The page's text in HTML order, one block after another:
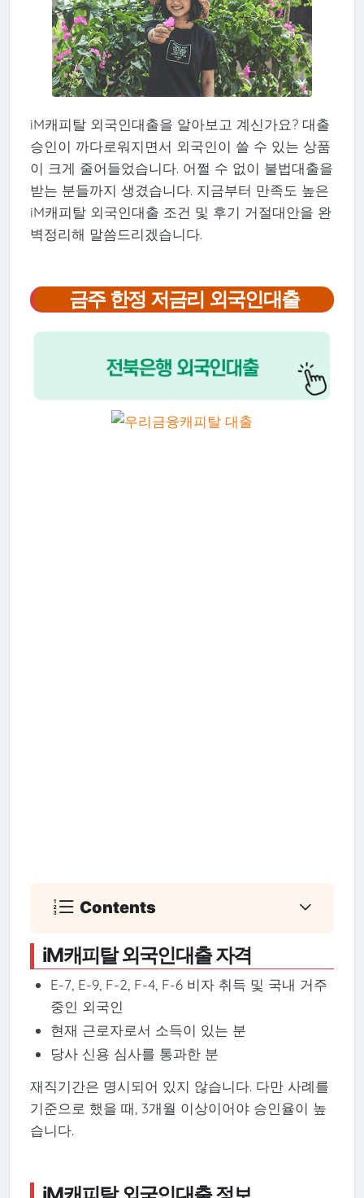
iM캐피탈 외국인대출을 알아보고 계신가요? 대출
승인이 까다로워지면서 외국인이 쓸 수 있는 상품
이 크게 줄어들었습니다. 어쩔 수 없이 불법대출을
받는 분들까지 생겼습니다. 지금부터 만족도 높은
iM캐피탈 외국인대출 조건 및 후기 거절대안을 완
벽정리해 말씀드리겠습니다.
금주 한정 저금리 외국인대출
Contents
iM캐피탈 외국인대출 자격
E-7, E-9, F-2, F-4, F-6 비자 취득 및 국내 거주
중인 외국인
현재 근로자로서 소득이 있는 분
당사 신용 심사를 통과한 분
재직기간은 명시되어 있지 않습니다. 다만 사례를
기준으로 했을 때, 3개월 이상이어야 승인율이 높
습니다.